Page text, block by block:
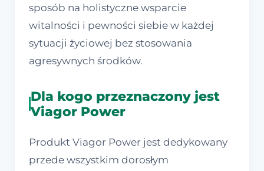
sposób na holistyczne wsparcie
witalności i pewności siebie w każdej
sytuacji życiowej bez stosowania
agresywnych środków.
Dla kogo przeznaczony jest
Viagor Power
Produkt Viagor Power jest dedykowany
przede wszystkim dorosłym